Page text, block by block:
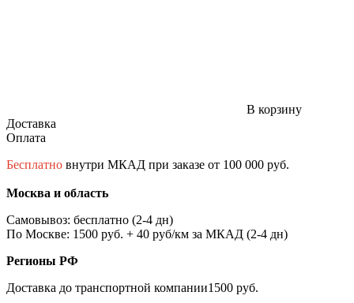
В корзину
Доставка
Оплата
Бесплатно внутри МКАД при заказе от 100 000 руб.
Москва и область
Самовывоз: бесплатно (2-4 дн)
По Москве: 1500 руб. + 40 руб/км за МКАД (2-4 дн)
Регионы РФ
Доставка до транспортной компании1500 руб.